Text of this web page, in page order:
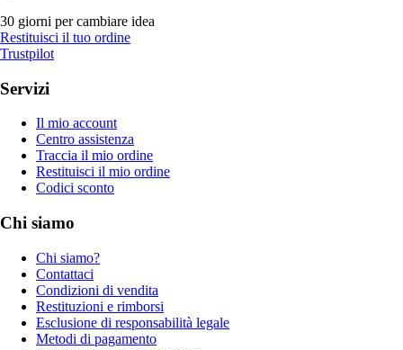
30 giorni per cambiare idea
Restituisci il tuo ordine
Trustpilot
Servizi
Il mio account
Centro assistenza
Traccia il mio ordine
Restituisci il mio ordine
Codici sconto
Chi siamo
Chi siamo?
Contattaci
Condizioni di vendita
Restituzioni e rimborsi
Esclusione di responsabilità legale
Metodi di pagamento